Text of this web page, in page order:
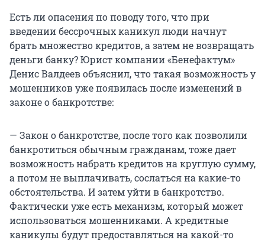
Есть ли опасения по поводу того, что при
введении бессрочных каникул люди начнут
брать множество кредитов, а затем не возвращать
деньги банку? Юрист компании «Бенефактум»
Денис Валдеев объяснил, что такая возможность у
мошенников уже появилась после изменений в
законе о банкротстве:
— Закон о банкротстве, после того как позволили
банкротиться обычным гражданам, тоже дает
возможность набрать кредитов на круглую сумму,
а потом не выплачивать, сослаться на какие-то
обстоятельства. И затем уйти в банкротство.
Фактически уже есть механизм, который может
использоваться мошенниками. А кредитные
каникулы будут предоставляться на какой-то